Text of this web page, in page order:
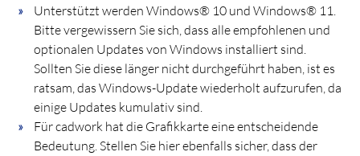
Unterstützt werden Windows® 10 und Windows® 11.
Bitte vergewissern Sie sich, dass alle empfohlenen und
optionalen Updates von Windows installiert sind.
Sollten Sie diese länger nicht durchgeführt haben, ist es
ratsam, das Windows-Update wiederholt aufzurufen, da
einige Updates kumulativ sind.
Für cadwork hat die Grafikkarte eine entscheidende
Bedeutung. Stellen Sie hier ebenfalls sicher, dass der